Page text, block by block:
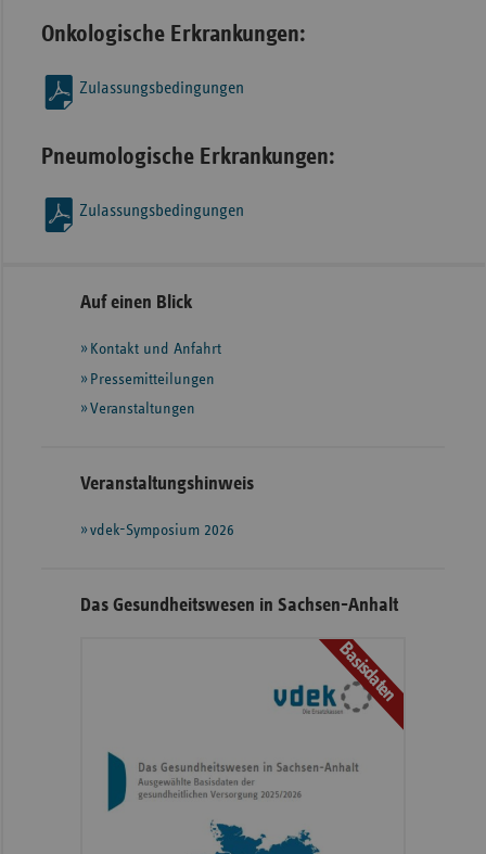
Onkologische Erkrankungen:
Zulassungsbedingungen
Pneumologische Erkrankungen:
Zulassungsbedingungen
Seitennavigation
Seitenleiste
weiteren
Informationen
Auf einen Blick
Kontakt und Anfahrt
Pressemitteilungen
Veranstaltungen
Veranstaltungshinweis
vdek-Symposium 2026
Das Gesundheitswesen in Sachsen-Anhalt
Basisdaten